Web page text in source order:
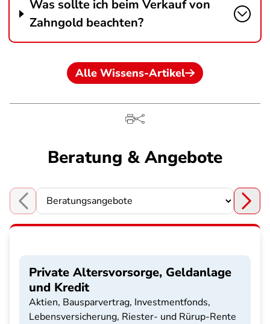
Was sollte ich beim Verkauf von
Zahngold beachten?
Alle Wissens-Artikel
Beratung & Angebote
Choose a section
Private Altersvorsorge, Geldanlage
und Kredit
Aktien, Bausparvertrag, Investmentfonds,
Lebensversicherung, Riester- und Rürup-Rente